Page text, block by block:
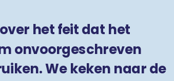
het feit dat het
onvoorgeschreven
We keken naar de